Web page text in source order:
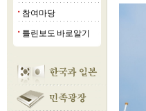
■ 참여마당
■ 틀린보도 바로알기